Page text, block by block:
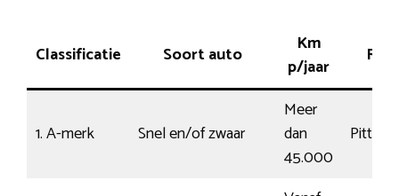
Classificatie Soort auto
Km
p/jaar
1. A-merk Snel en/of zwaar
Meer
dan
45.000
Pittig